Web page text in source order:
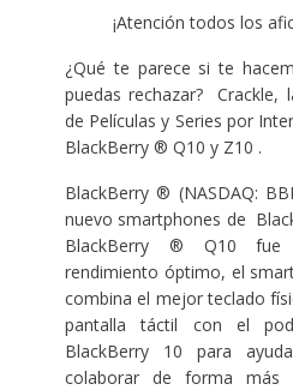
¡Atención todos los
¿Qué te parece si te
puedas rechazar? Crackle,
de Películas y Series por
BlackBerry ® Q10 y Z10 .
BlackBerry ® (NASDAQ:
nuevo smartphones de
BlackBerry ® Q10 fue
rendimiento óptimo, el
combina el mejor teclado
pantalla táctil con el
BlackBerry 10 para
colaborar de forma más